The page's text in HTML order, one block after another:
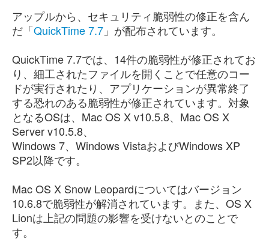
アップルから、セキュリティ脆弱性の修正を含ん
だ「QuickTime 7.7 」が配布されています。
QuickTime 7.7では、14件の脆弱性が修正されてお
り、細工されたファイルを開くことで任意のコー
ドが実行されたり、アプリケーションが異常終了
する恐れのある脆弱性が修正されています。対象
となるOSは、Mac OS X v10.5.8、Mac OS X
Server v10.5.8、
Windows 7、Windows VistaおよびWindows XP
SP2以降です。
Mac OS X Snow Leopardについてはバージョン
10.6.8で脆弱性が解消されています。また、OS X
Lionは上記の問題の影響を受けないとのことで
す。